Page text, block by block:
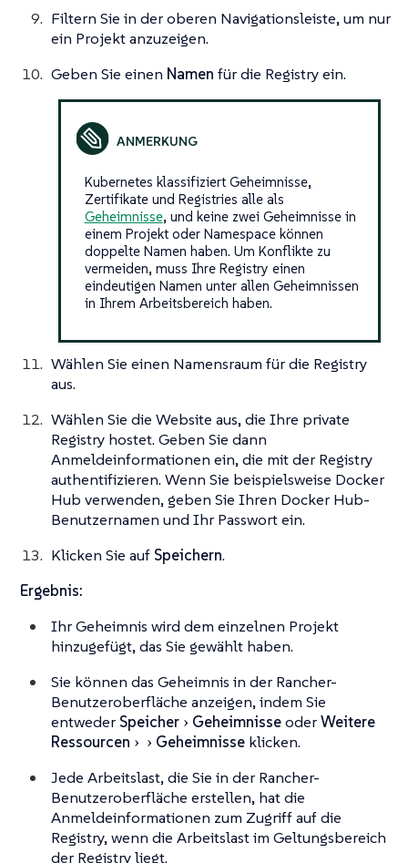
Filtern Sie in der oberen Navigationsleiste, um nur
ein Projekt anzuzeigen.
Geben Sie einen Namen für die Registry ein.
Kubernetes klassifiziert Geheimnisse,
Zertifikate und Registries alle als
Geheimnisse, und keine zwei Geheimnisse in
einem Projekt oder Namespace können
doppelte Namen haben. Um Konflikte zu
vermeiden, muss Ihre Registry einen
eindeutigen Namen unter allen Geheimnissen
in Ihrem Arbeitsbereich haben.
Wählen Sie einen Namensraum für die Registry
aus.
Wählen Sie die Website aus, die Ihre private
Registry hostet. Geben Sie dann
Anmeldeinformationen ein, die mit der Registry
authentifizieren. Wenn Sie beispielsweise Docker
Hub verwenden, geben Sie Ihren Docker Hub-
Benutzernamen und Ihr Passwort ein.
Klicken Sie auf Speichern.
Ergebnis:
Ihr Geheimnis wird dem einzelnen Projekt
hinzugefügt, das Sie gewählt haben.
Sie können das Geheimnis in der Rancher-
Benutzeroberfläche anzeigen, indem Sie
entweder Speicher GeheimnisseoderWeitere
Ressourcen
Geheimnisse klicken.
Jede Arbeitslast, die Sie in der Rancher-
Benutzeroberfläche erstellen, hat die
Anmeldeinformationen zum Zugriff auf die
Registry, wenn die Arbeitslast im Geltungsbereich
der Registry liegt.